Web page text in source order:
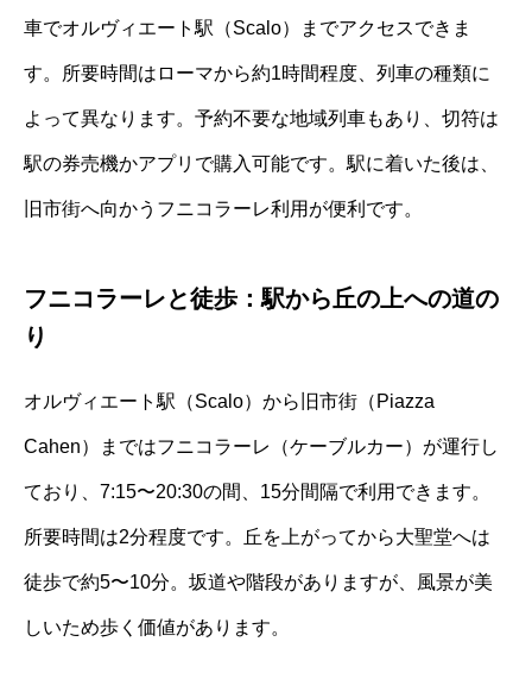
車でオルヴィエート駅（Scalo）までアクセスできま
す。所要時間はローマから約1時間程度、列車の種類に
よって異なります。予約不要な地域列車もあり、切符は
駅の券売機かアプリで購入可能です。駅に着いた後は、
旧市街へ向かうフニコラーレ利用が便利です。
フニコラーレと徒歩：駅から丘の上への道の
り
オルヴィエート駅（Scalo）から旧市街（Piazza
Cahen）まではフニコラーレ（ケーブルカー）が運行し
ており、7:15〜20:30の間、15分間隔で利用できます。
所要時間は2分程度です。丘を上がってから大聖堂へは
徒歩で約5〜10分。坂道や階段がありますが、風景が美
しいため歩く価値があります。